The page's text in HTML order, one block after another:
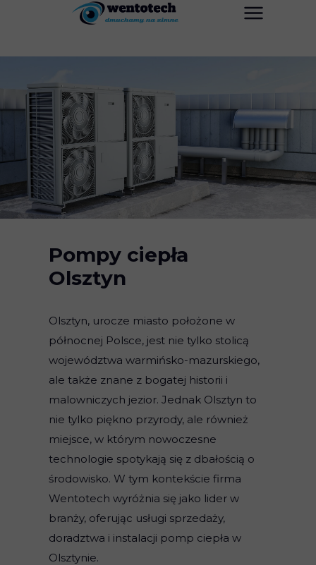
Pompy ciepła
Olsztyn
Olsztyn, urocze miasto położone w
północnej Polsce, jest nie tylko stolicą
województwa warmińsko-mazurskiego,
ale także znane z bogatej historii i
malowniczych jezior. Jednak Olsztyn to
nie tylko piękno przyrody, ale również
miejsce, w którym nowoczesne
technologie spotykają się z dbałością o
środowisko. W tym kontekście firma
Wentotech wyróżnia się jako lider w
branży, oferując usługi sprzedaży,
doradztwa i instalacji pomp ciepła w
Olsztynie.